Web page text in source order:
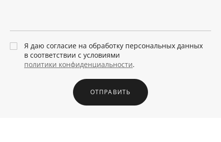
Я даю согласие на обработку персональных данных
в соответствии с условиями
политики конфиденциальности.
ОТПРАВИТЬ